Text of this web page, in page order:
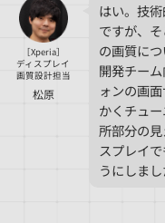
［Xperia］
ディスプレイ
画質設計担当
松原
はい。技
ですが、
の画質に
開発チー
ォンの画
かくチュ
所部分の
スプレイ
うにしまし